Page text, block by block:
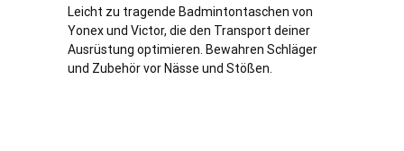
Leicht zu tragende Badmintontaschen von
Yonex und Victor, die den Transport deiner
Ausrüstung optimieren. Bewahren Schläger
und Zubehör vor Nässe und Stößen.